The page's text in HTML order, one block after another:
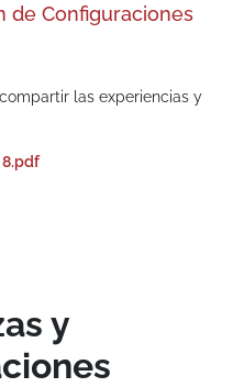
de Configuraciones
las experiencias y
8.pdf
y